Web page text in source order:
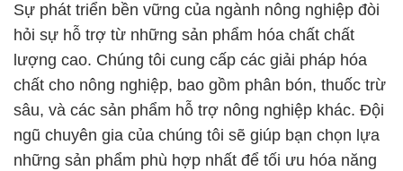
Sự phát triển bền vững của ngành nông nghiệp đòi
hỏi sự hỗ trợ từ những sản phẩm hóa chất chất
lượng cao. Chúng tôi cung cấp các giải pháp hóa
chất cho nông nghiệp, bao gồm phân bón, thuốc trừ
sâu, và các sản phẩm hỗ trợ nông nghiệp khác. Đội
ngũ chuyên gia của chúng tôi sẽ giúp bạn chọn lựa
những sản phẩm phù hợp nhất để tối ưu hóa năng